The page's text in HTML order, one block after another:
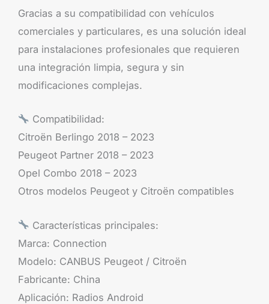
Gracias a su compatibilidad con vehículos
comerciales y particulares, es una solución ideal
para instalaciones profesionales que requieren
una integración limpia, segura y sin
modificaciones complejas.
Compatibilidad:
Citroën Berlingo 2018 – 2023
Peugeot Partner 2018 – 2023
Opel Combo 2018 – 2023
Otros modelos Peugeot y Citroën compatibles
Características principales:
Marca: Connection
Modelo: CANBUS Peugeot / Citroën
Fabricante: China
Aplicación: Radios Android